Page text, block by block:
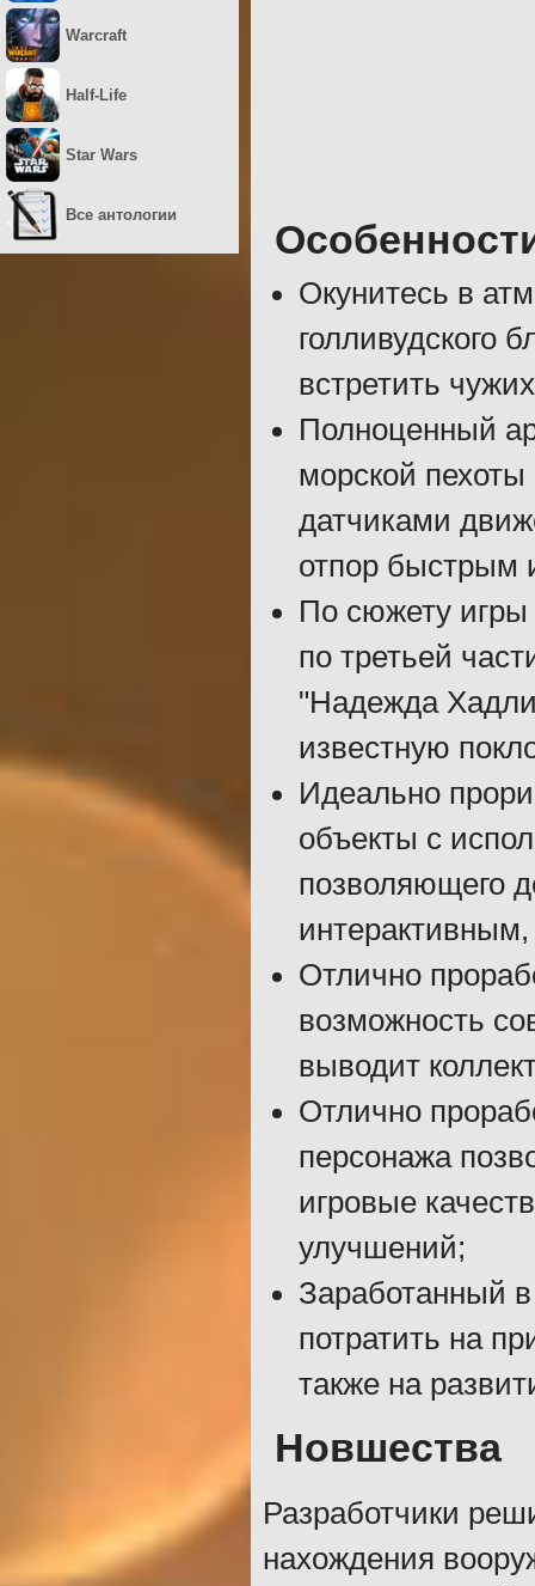
Окунитесь в
голливудского
встретить
Полноценный
морской
датчиками
отпор быстрым
По сюжету игры
по третьей
"Надежда
известную
Идеально
объекты с
позволяющего
Отлично
возможность
выводит
Отлично
персонажа
игровые
улучшений;
Заработанный
потратить на
также на
Новшества
Разработчики
нахождения
Warcraft
Half-Life
Star Wars
Все антологии